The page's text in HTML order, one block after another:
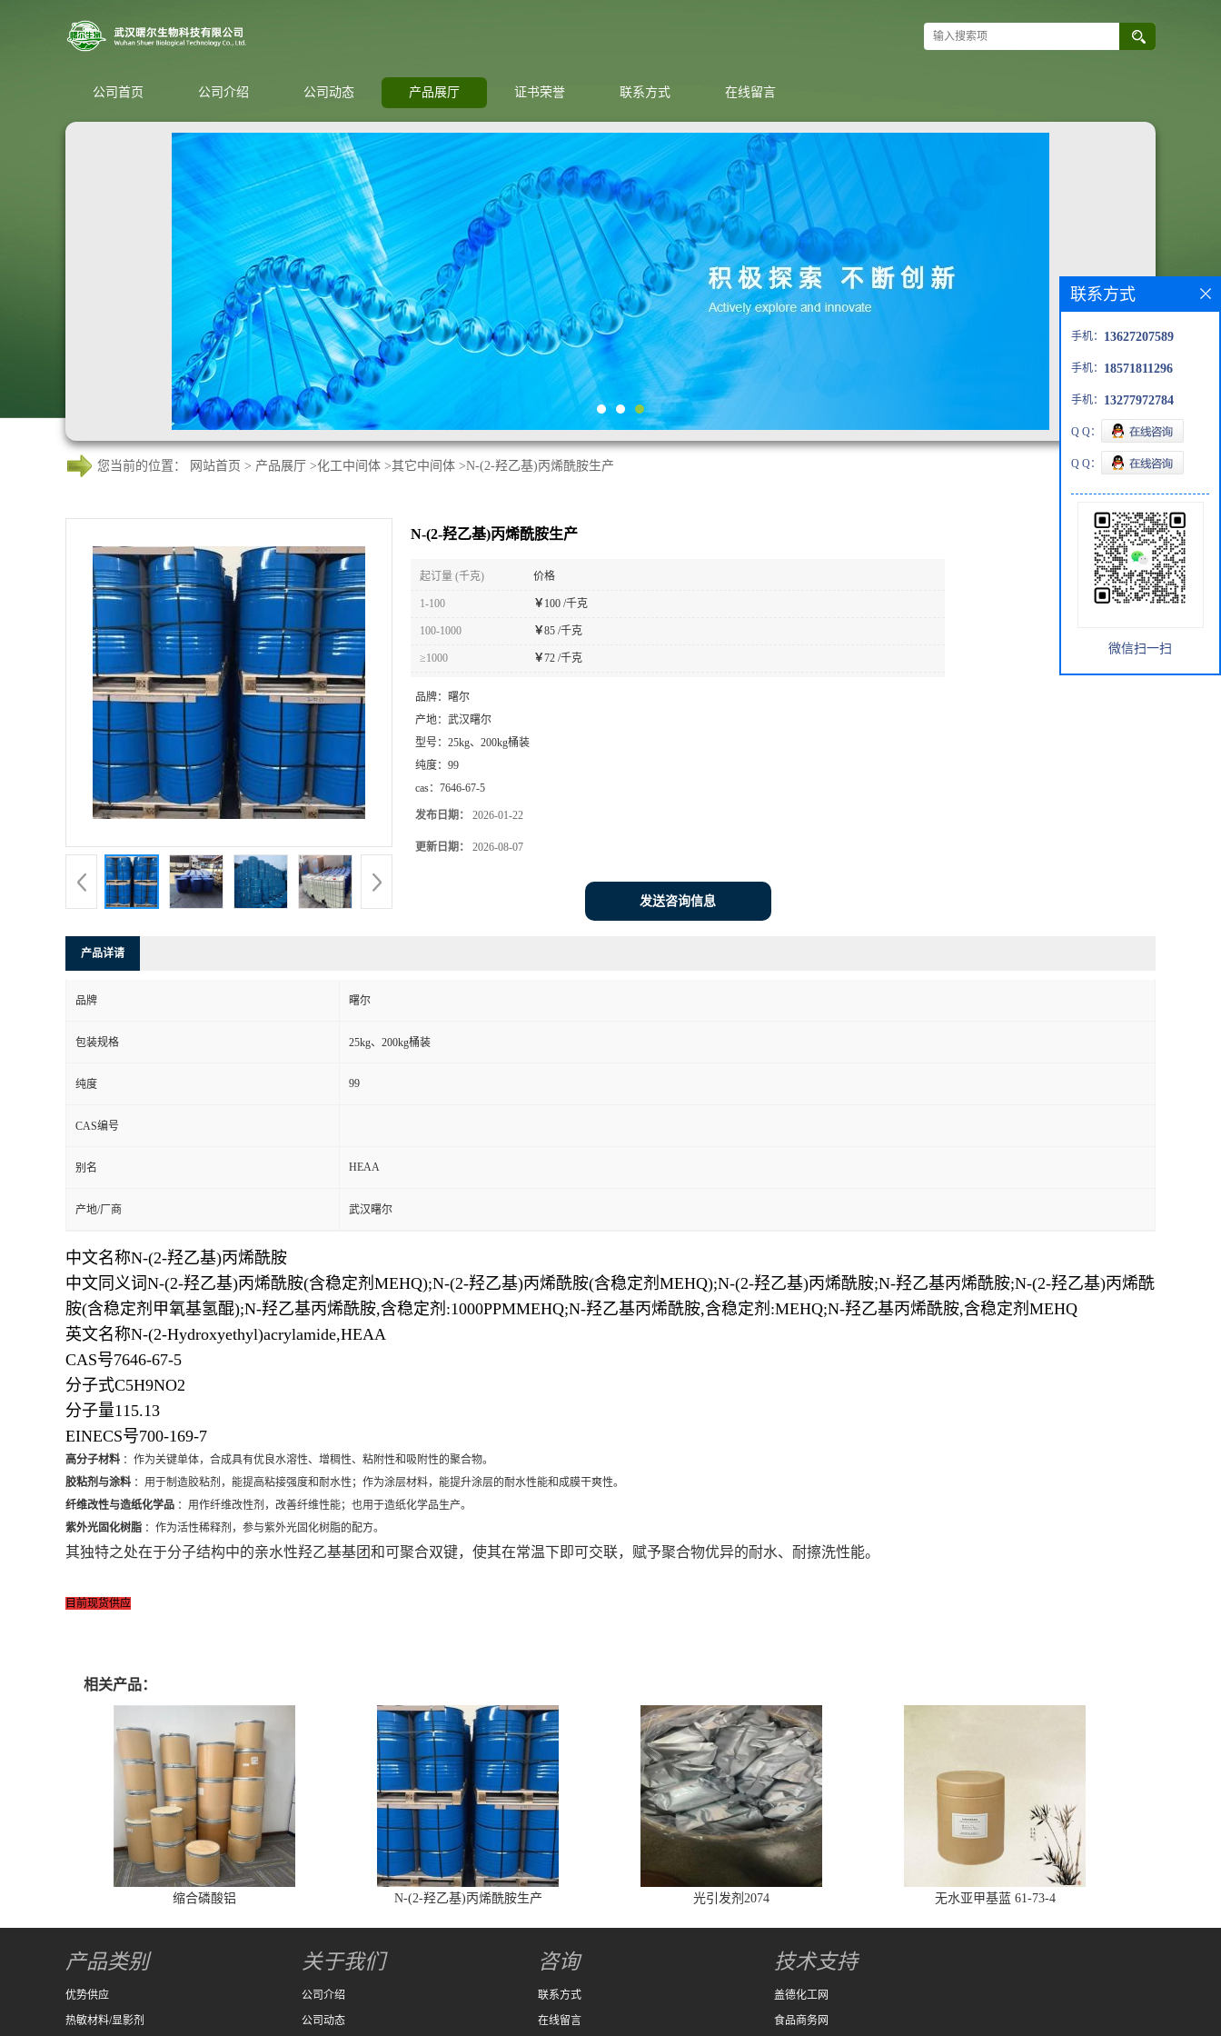
公司首页 公司介绍 公司动态 产品展厅 证书荣誉 联系方式 在线留言
您当前的位置： 网站首页 > 产品展厅 >化工中间体 >其它中间体 >N-(2-羟乙基)丙烯酰胺生产
N-(2-羟乙基)丙烯酰胺生产
起订量 (千克) 价格
1-100 ￥ 100 /千克
100-1000 ￥85 /千克
≥1000 ￥72 /千克
品牌： 曙尔
产地： 武汉曙尔
型号： 25kg、200kg桶装
纯度： 99
cas： 7646-67-5
发布日期： 2026-01-22
更新日期： 2026-08-07
发送咨询信息
产品详请
品牌 曙尔
包装规格 25kg、200kg桶装
纯度 99
CAS编号
别名 HEAA
产地/厂商 武汉曙尔
中文名称N-(2-羟乙基)丙烯酰胺
中文同义词N-(2-羟乙基)丙烯酰胺(含稳定剂MEHQ);N-(2-羟乙基)丙烯酰胺(含稳定剂MEHQ);N-(2-羟乙基)丙烯酰胺;N-羟乙基丙烯酰胺;N-(2-羟乙基)丙烯酰
胺(含稳定剂甲氧基氢醌);N-羟乙基丙烯酰胺,含稳定剂:1000PPMMEHQ;N-羟乙基丙烯酰胺,含稳定剂:MEHQ;N-羟乙基丙烯酰胺,含稳定剂MEHQ
英文名称N-(2-Hydroxyethyl)acrylamide,HEAA
CAS号7646-67-5
分子式C5H9NO2
分子量115.13
EINECS号700-169-7
高分子材料 ：作为关键单体，合成具有优良水溶性、增稠性、粘附性和吸附性的聚合物。
胶粘剂与涂料 ：用于制造胶粘剂，能提高粘接强度和耐水性；作为涂层材料，能提升涂层的耐水性能和成膜干爽性。
纤维改性与造纸化学品 ：用作纤维改性剂，改善纤维性能；也用于造纸化学品生产。
紫外光固化树脂 ：作为活性稀释剂，参与紫外光固化树脂的配方。
其独特之处在于分子结构中的亲水性羟乙基基团和可聚合双键，使其在常温下即可交联，赋予聚合物优异的耐水、耐擦洗性能。
目前现货供应
相关产品：
缩合磷酸铝 N-(2-羟乙基)丙烯酰胺生产 光引发剂2074 无水亚甲基蓝 61-73-4
联系方式
手机： 13627207589
手机： 18571811296
手机： 13277972784
Q Q：
Q Q：
微信扫一扫
产品类别
优势供应
热敏材料/显影剂
关于我们
公司介绍
公司动态
咨询
联系方式
在线留言
技术支持
盖德化工网
食品商务网